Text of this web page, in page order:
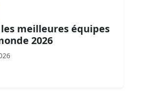
meilleures équipes
2026